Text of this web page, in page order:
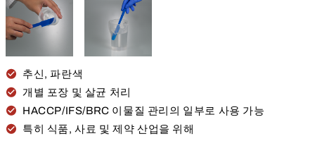
추신, 파란색
개별 포장 및 살균 처리
HACCP/IFS/BRC 이물질 관리의 일부로 사용 가능
특히 식품, 사료 및 제약 산업을 위해